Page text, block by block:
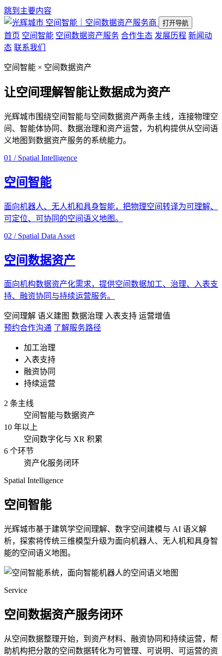
跳到主要内容
空间智能｜空间数据资产服务商
打开导航
首页 空间智能 空间数据资产服务 合作生态 发展历程 新闻动
态 联系我们
空间智能 × 空间数据资产
让空间理解智能让数据成为资产
光辉城市围绕空间智能与空间数据资产两条主线，连接物理空
间、智能体协同、数据治理和资产运营，为机构提供从空间语
义地图到数据资产服务的系统能力。
01 / Spatial Intelligence
空间智能
面向机器人、无人机和具身智能，把物理空间转译为可理解、
可定位、可协同的空间语义地图。
02 / Spatial Data Asset
空间数据资产
面向机构数据资产化需求，提供空间数据加工、治理、入表支
持、融资协同与持续运营服务。
空间理解 语义建图 数据治理 入表支持 运营增值
预约合作沟通 了解服务路径
加工治理
入表支持
融资协同
持续运营
2 条主线
空间智能与数据资产
10 年以上
空间数字化与 XR 积累
6 个环节
资产化服务闭环
Spatial Intelligence
空间智能
光辉城市基于建筑学空间理解、数字空间建模与 AI 语义解
析，探索将传统三维模型升级为面向机器人、无人机和具身智
能的空间语义地图。
Service
空间数据资产服务闭环
从空间数据整理开始，到资产材料、融资协同和持续运营，帮
助机构把分散的空间数据转化为可管理、可说明、可运营的资